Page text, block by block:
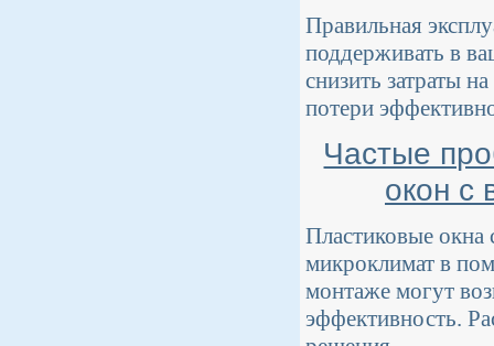
Правильная
поддерживать в
снизить затраты
потери
Частые
окон с
Пластиковые
микроклимат в
монтаже могут
эффективность.